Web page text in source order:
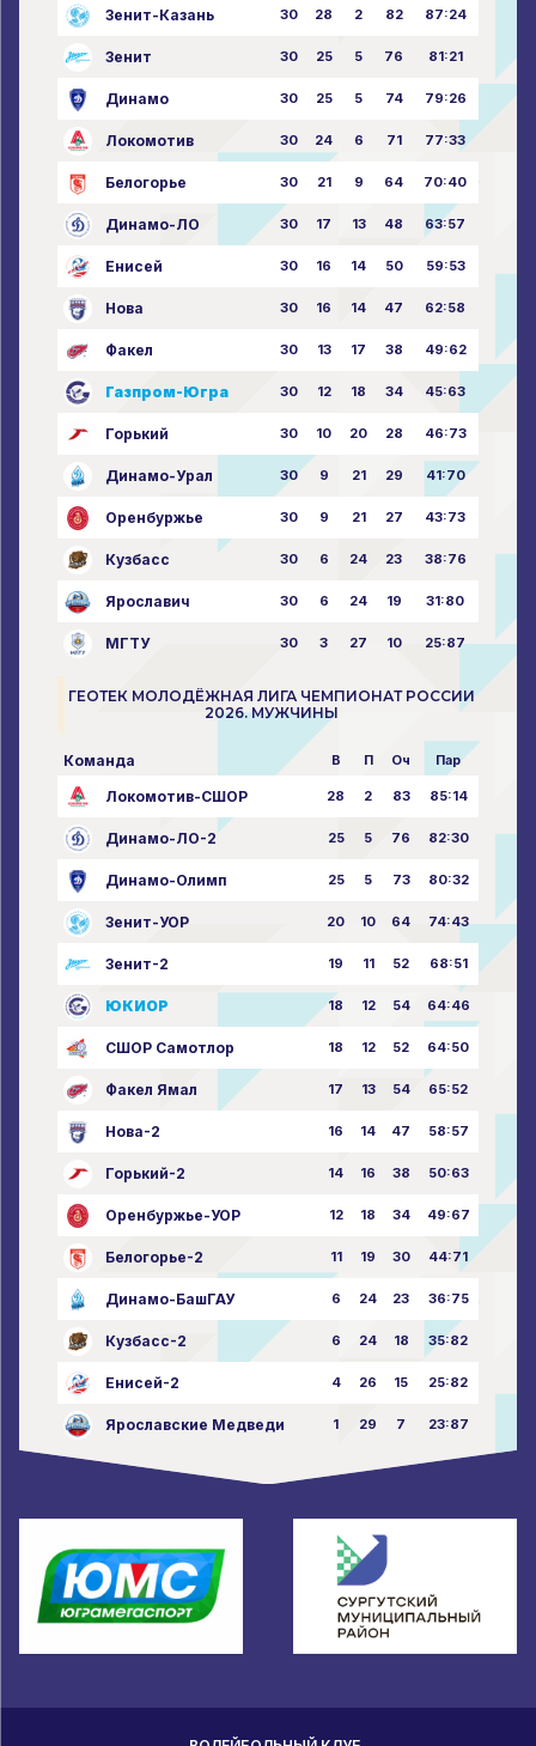
Зенит-Казань 30 28 2 82 87:24
Зенит 30 25 5 76 81:21
Динамо 30 25 5 74 79:26
Локомотив 30 24 6 71 77:33
Белогорье 30 21 9 64 70:40
Динамо-ЛО 30 17 13 48 63:57
Енисей 30 16 14 50 59:53
Нова 30 16 14 47 62:58
Факел 30 13 17 38 49:62
Газпром-Югра 30 12 18 34 45:63
Горький 30 10 20 28 46:73
Динамо-Урал 30 9 21 29 41:70
Оренбуржье 30 9 21 27 43:73
Кузбасс 30 6 24 23 38:76
Ярославич 30 6 24 19 31:80
МГТУ 30 3 27 10 25:87
ГЕОТЕК МОЛОДЁЖНАЯ ЛИГА ЧЕМПИОНАТ РОССИИ
2026. МУЖЧИНЫ
Команда В П Оч Пар
Локомотив-СШОР 28 2 83 85:14
Динамо-ЛО-2 25 5 76 82:30
Динамо-Олимп 25 5 73 80:32
Зенит-УОР 20 10 64 74:43
Зенит-2 19 11 52 68:51
ЮКИОР 18 12 54 64:46
СШОР Самотлор 18 12 52 64:50
Факел Ямал 17 13 54 65:52
Нова-2 16 14 47 58:57
Горький-2 14 16 38 50:63
Оренбуржье-УОР 12 18 34 49:67
Белогорье-2 11 19 30 44:71
Динамо-БашГАУ 6 24 23 36:75
Кузбасс-2 6 24 18 35:82
Енисей-2 4 26 15 25:82
Ярославские Медведи 1 29 7 23:87